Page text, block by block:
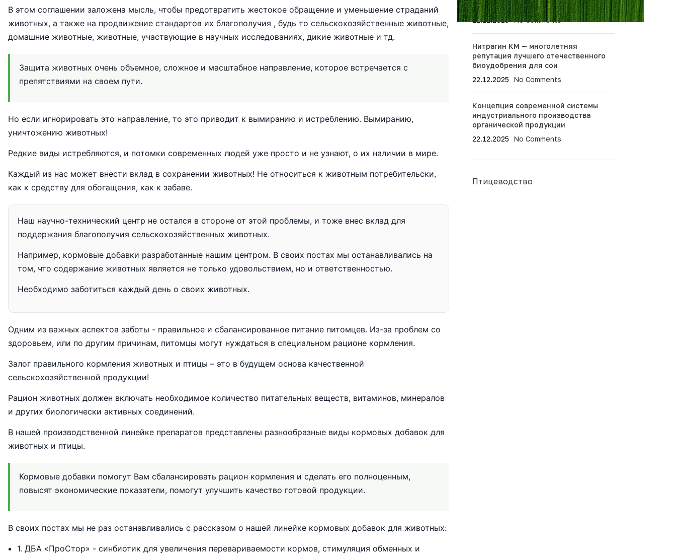
В этом соглашении заложена мысль, чтобы предотвратить жестокое обращение и уменьшение страданий
животных, а также на продвижение стандартов их благополучия , будь то сельскохозяйственные животные,
домашние животные, животные, участвующие в научных исследованиях, дикие животные и тд.
Защита животных очень объемное, сложное и масштабное направление, которое встречается с
препятствиями на своем пути.
Но если игнорировать это направление, то это приводит к вымиранию и истреблению. Вымиранию,
уничтожению животных!
Редкие виды истребляются, и потомки современных людей уже просто и не узнают, о их наличии в мире.
Каждый из нас может внести вклад в сохранении животных! Не относиться к животным потребительски,
как к средству для обогащения, как к забаве.
Наш научно-технический центр не остался в стороне от этой проблемы, и тоже внес вклад для
поддержания благополучия сельскохозяйственных животных.
Например, кормовые добавки разработанные нашим центром. В своих постах мы останавливались на
том, что содержание животных является не только удовольствием, но и ответственностью.
Необходимо заботиться каждый день о своих животных.
Одним из важных аспектов заботы - правильное и сбалансированное питание питомцев. Из-за проблем со
здоровьем, или по другим причинам, питомцы могут нуждаться в специальном рационе кормления.
Залог правильного кормления животных и птицы – это в будущем основа качественной
сельскохозяйственной продукции!
Рацион животных должен включать необходимое количество питательных веществ, витаминов, минералов
и других биологически активных соединений.
В нашей производственной линейке препаратов представлены разнообразные виды кормовых добавок для
животных и птицы.
Кормовые добавки помогут Вам сбалансировать рацион кормления и сделать его полноценным,
повысят экономические показатели, помогут улучшить качество готовой продукции.
В своих постах мы не раз останавливались с рассказом о нашей линейке кормовых добавок для животных:
1. ДБА «ПроСтор» - синбиотик для увеличения перевариваемости кормов, стимуляция обменных и
Бацитокс -2.0 – сорбент и пробиотик
22.12.2025 No Comments
Нитрагин КМ — многолетняя
репутация лучшего отечественного
биоудобрения для сои
22.12.2025
No Comments
Концепция современной системы
индустриального производства
органической продукции
22.12.2025
No Comments
Птицеводство